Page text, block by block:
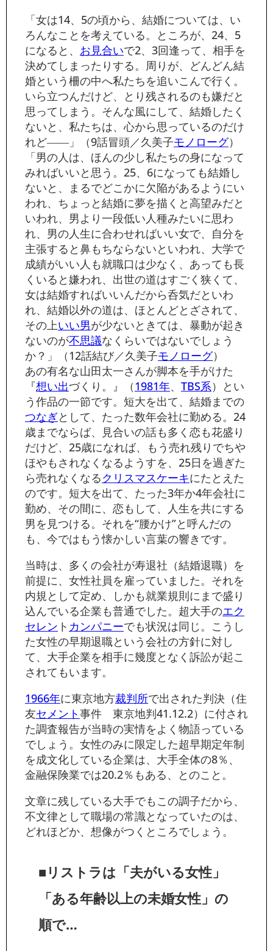
「女は14、5の頃から、結婚については、い
ろんなことを考えている。ところが、24、5
になると、 お見合いで2、3回逢って、相手を
決めてしまったりする。周りが、どんどん結
婚という柵の中へ私たちを追いこんで行く。
いら立つんだけど、とり残されるのも嫌だと
思ってしまう。そんな風にして、結婚したく
ないと、私たちは、心から思っているのだけ
れど――」（9話冒頭／久美子モノローグ）
「男の人は、ほんの少し私たちの身になって
みればいいと思う。25、6になっても結婚し
ないと、まるでどこかに欠陥があるようにい
われ、ちょっと結婚に夢を描くと高望みだと
いわれ、男より一段低い人種みたいに思わ
れ、男の人生に合わせればいい女で、自分を
主張すると鼻もちならないといわれ、大学で
成績がいい人も就職口は少なく、あっても長
くいると嫌われ、出世の道はすごく狭くて、
女は結婚すればいいんだから呑気だといわ
れ、結婚以外の道は、ほとんどとざされて、
その上いい男が少ないときては、暴動が起き
ないのが不思議なくらいではないでしょう
か？」（12話結び／久美子モノローグ）
あの有名な山田太一さんが脚本を手がけた
『想い出づくり。』（1981年、 TBS系）とい
う作品の一節です。短大を出て、結婚までの
つなぎとして、たった数年会社に勤める。24
歳までならば、見合いの話も多く恋も花盛り
だけど、25歳になれば、もう売れ残りでちや
ほやもされなくなるようすを、25日を過ぎた
ら売れなくなるクリスマスケーキにたとえた
のです。短大を出て、たった3年か4年会社に
勤め、その間に、恋もして、人生を共にする
男を見つける。それを“腰かけ”と呼んだの
も、今ではもう懐かしい言葉の響きです。
当時は、多くの会社が寿退社（結婚退職）を
前提に、女性社員を雇っていました。それを
内規として定め、しかも就業規則にまで盛り
込んでいる企業も普通でした。超大手のエク
セレン ト カンパニーでも状況は同じ。こうし
た女性の早期退職という会社の方針に対し
て、大手企業を相手に幾度となく訴訟が起こ
されてもいます。
1966年に東京地方裁判所で出された判決（住
友セメント事件 東京地判41.12.2）に付され
た調査報告が当時の実情をよく物語っている
でしょう。女性のみに限定した超早期定年制
を成文化している企業は、大手全体の8％、
金融保険業では20.2％もある、とのこと。
文章に残している大手でもこの調子だから、
不文律として職場の常識となっていたのは、
どれほどか、想像がつくところでしょう。
■リストラは「夫がいる女性」
「ある年齢以上の未婚女性」の
順で…